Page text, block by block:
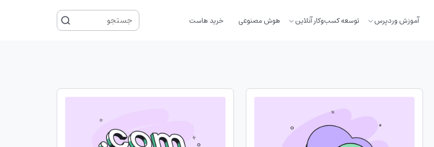
آموزش وردپرس توسعه کسب‌وکار آنلاین هوش مصنوعی خرید هاست
جستجو
برای